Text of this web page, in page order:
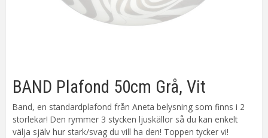
BAND Plafond 50cm Grå, Vit
Band, en standardplafond från Aneta belysning som finns i 2
storlekar! Den rymmer 3 stycken ljuskällor så du kan enkelt
välja själv hur stark/svag du vill ha den! Toppen tycker vi!